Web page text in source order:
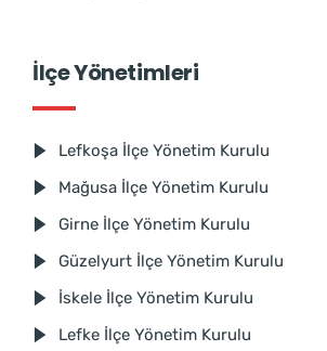
İlçe Yönetimleri
Lefkoşa İlçe Yönetim Kurulu
Mağusa İlçe Yönetim Kurulu
Girne İlçe Yönetim Kurulu
Güzelyurt İlçe Yönetim Kurulu
İskele İlçe Yönetim Kurulu
Lefke İlçe Yönetim Kurulu